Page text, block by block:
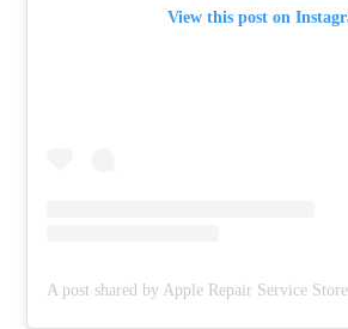
View this post on